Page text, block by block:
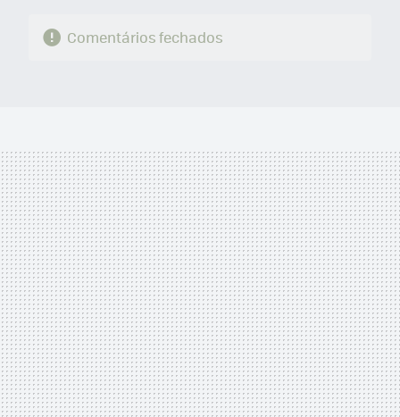
Comentários fechados